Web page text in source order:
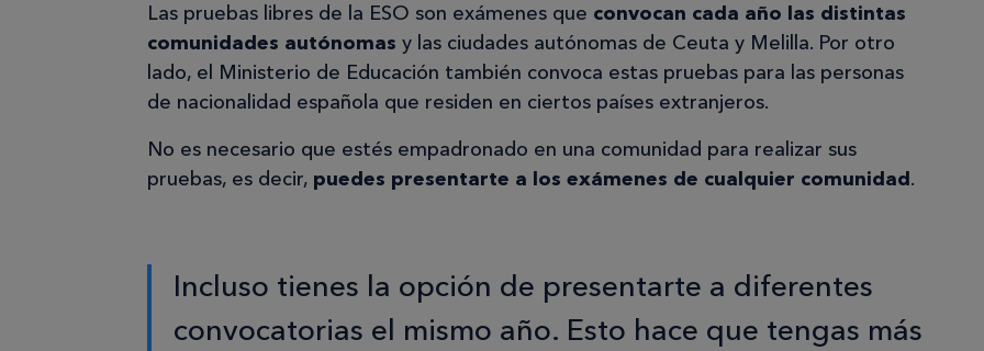
Las pruebas libres de la ESO son exámenes que convocan cada año las distintas
comunidades autónomas y las ciudades autónomas de Ceuta y Melilla. Por otro
lado, el Ministerio de Educación también convoca estas pruebas para las personas
de nacionalidad española que residen en ciertos países extranjeros.
No es necesario que estés empadronado en una comunidad para realizar sus
pruebas, es decir, puedes presentarte a los exámenes de cualquier comunidad.
Incluso tienes la opción de presentarte a diferentes
convocatorias el mismo año. Esto hace que tengas más